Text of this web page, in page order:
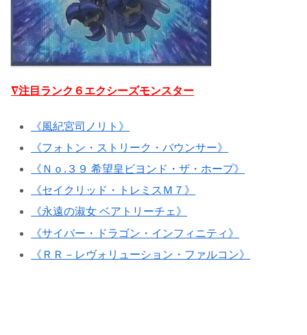
∇注目ランク６エクシーズモンスター
《風紀宮司ノリト》
《フォトン・ストリーク・バウンサー》
《Ｎｏ.３９ 希望皇ビヨンド・ザ・ホープ》
《セイクリッド・トレミスＭ７》
《永遠の淑女 ベアトリーチェ》
《サイバー・ドラゴン・インフィニティ》
《ＲＲ－レヴォリューション・ファルコン》